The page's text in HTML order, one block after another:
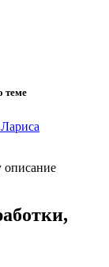
теме
описание